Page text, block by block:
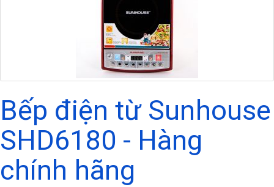
Bếp điện từ Sunhouse
SHD6180 - Hàng
chính hãng